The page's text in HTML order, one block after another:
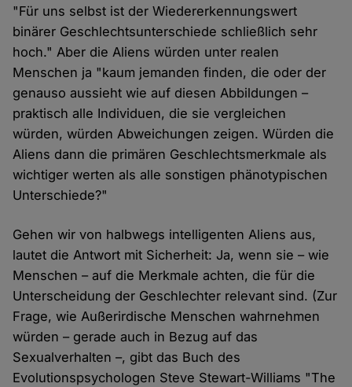
"Für uns selbst ist der Wiedererkennungswert
binärer Geschlechtsunterschiede schließlich sehr
hoch." Aber die Aliens würden unter realen
Menschen ja "kaum jemanden finden, die oder der
genauso aussieht wie auf diesen Abbildungen –
praktisch alle Individuen, die sie vergleichen
würden, würden Abweichungen zeigen. Würden die
Aliens dann die primären Geschlechtsmerkmale als
wichtiger werten als alle sonstigen phänotypischen
Unterschiede?"
Gehen wir von halbwegs intelligenten Aliens aus,
lautet die Antwort mit Sicherheit: Ja, wenn sie – wie
Menschen – auf die Merkmale achten, die für die
Unterscheidung der Geschlechter relevant sind. (Zur
Frage, wie Außerirdische Menschen wahrnehmen
würden – gerade auch in Bezug auf das
Sexualverhalten –, gibt das Buch des
Evolutionspsychologen Steve Stewart-Williams "The